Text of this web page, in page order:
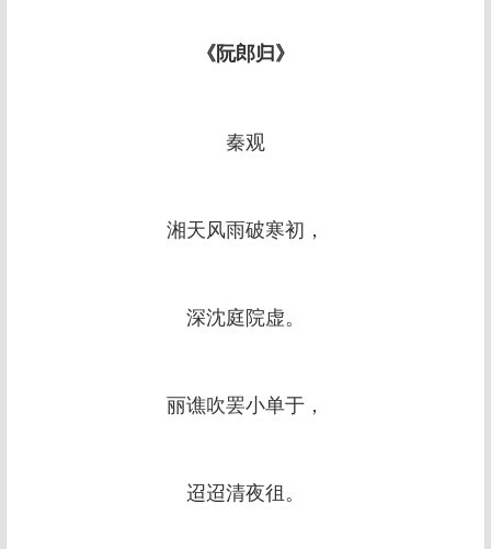
《阮郎归》
秦观
湘天风雨破寒初，
深沈庭院虚。
丽谯吹罢小单于，
迢迢清夜徂。